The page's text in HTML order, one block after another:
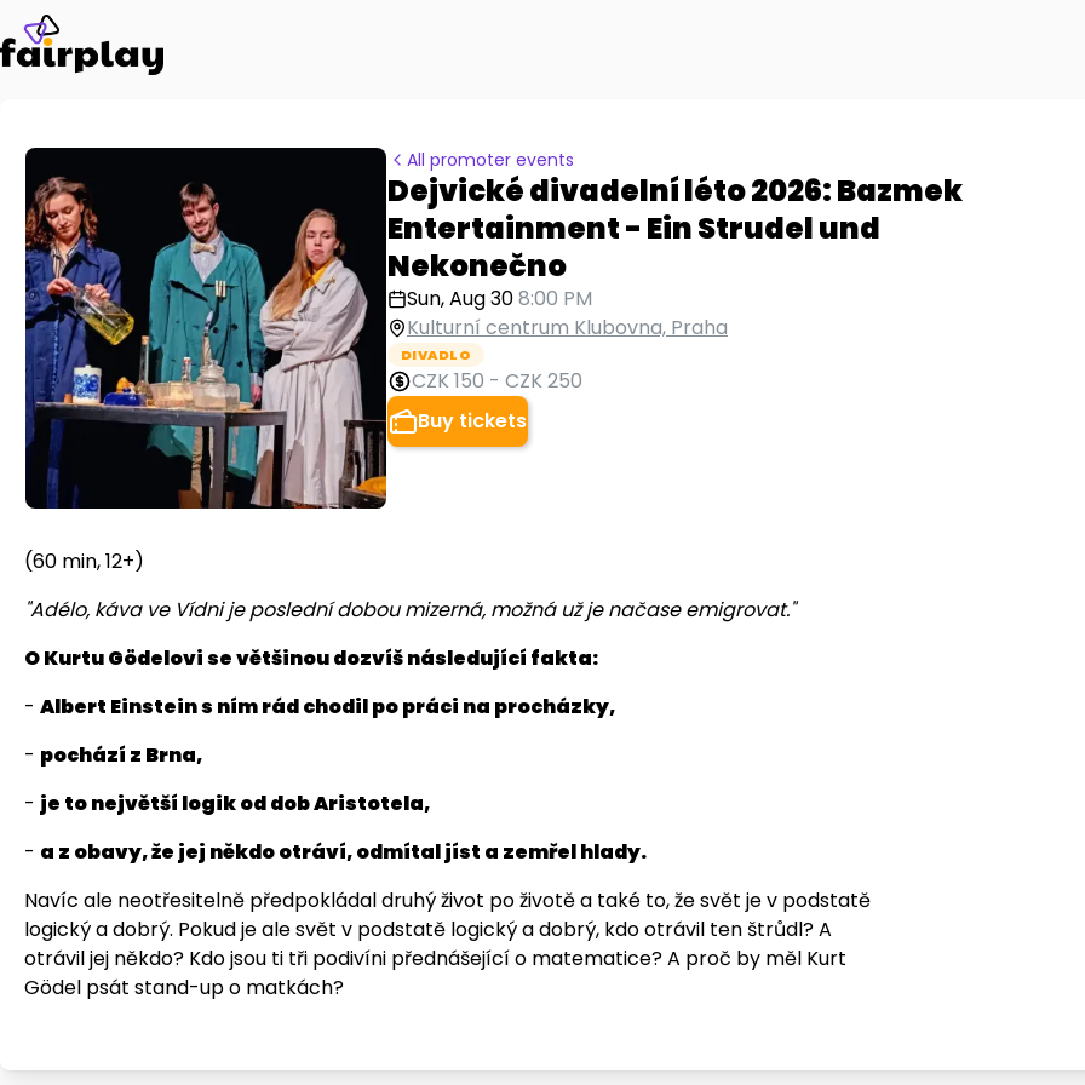
All promoter events
Dejvické divadelní léto 2026: Bazmek
Entertainment - Ein Strudel und
Nekonečno
Sun, Aug 308:00 PM
Kulturní centrum Klubovna, Praha
DIVADLO
CZK 150 - CZK 250
Buy tickets
(60 min, 12+)
"Adélo, káva ve Vídni je poslední dobou mizerná, možná už je načase emigrovat."
O Kurtu Gödelovi se většinou dozvíš následující fakta:
- Albert Einstein s ním rád chodil po práci na procházky,
- pochází z Brna,
- je to největší logik od dob Aristotela,
- a z obavy, že jej někdo otráví, odmítal jíst a zemřel hlady.
Navíc ale neotřesitelně předpokládal druhý život po životě a také to, že svět je v podstatě
logický a dobrý. Pokud je ale svět v podstatě logický a dobrý, kdo otrávil ten štrůdl? A
otrávil jej někdo? Kdo jsou ti tři podivíni přednášející o matematice? A proč by měl Kurt
Gödel psát stand-up o matkách?